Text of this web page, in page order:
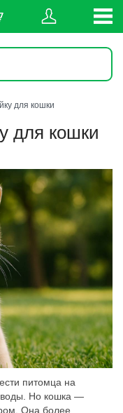
для кошки
для кошки
питомца на
Но кошка —
Она более